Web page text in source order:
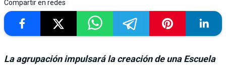
Compartir en redes
La agrupación impulsará la creación de una Escuela